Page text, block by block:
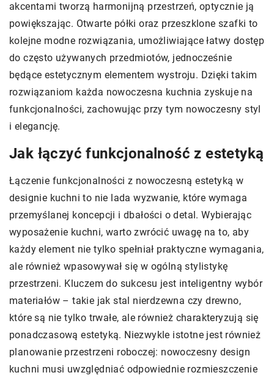
akcentami tworzą harmonijną przestrzeń, optycznie ją
powiększając. Otwarte półki oraz przeszklone szafki to
kolejne modne rozwiązania, umożliwiające łatwy dostęp
do często używanych przedmiotów, jednocześnie
będące estetycznym elementem wystroju. Dzięki takim
rozwiązaniom każda nowoczesna kuchnia zyskuje na
funkcjonalności, zachowując przy tym nowoczesny styl
i elegancję.
Jak łączyć funkcjonalność z estetyką
Łączenie funkcjonalności z nowoczesną estetyką w
designie kuchni to nie lada wyzwanie, które wymaga
przemyślanej koncepcji i dbałości o detal. Wybierając
wyposażenie kuchni, warto zwrócić uwagę na to, aby
każdy element nie tylko spełniał praktyczne wymagania,
ale również wpasowywał się w ogólną stylistykę
przestrzeni. Kluczem do sukcesu jest inteligentny wybór
materiałów – takie jak stal nierdzewna czy drewno,
które są nie tylko trwałe, ale również charakteryzują się
ponadczasową estetyką. Niezwykle istotne jest również
planowanie przestrzeni roboczej: nowoczesny design
kuchni musi uwzględniać odpowiednie rozmieszczenie